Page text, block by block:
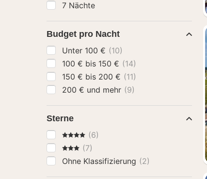
7 Nächte
Budget pro Nacht
Unter 100 € (10)
100 € bis 150 € (14)
150 € bis 200 € (11)
200 € und mehr (9)
Sterne
4 Sterne(6)
3 Sterne
(7)
Ohne Klassifizierung (2)